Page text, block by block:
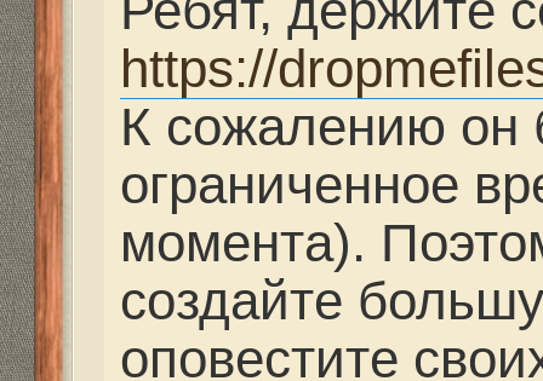
viktor34 » 08 июн 2016,
Ок. Дима ещё раз
Re: F-класс.